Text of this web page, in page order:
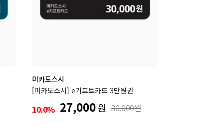
미카도스시
[미카도스시] e기프트카드 3만원권
10.0% 27,000원 30,000원